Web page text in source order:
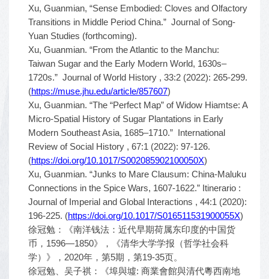
Xu, Guanmian, “Sense Embodied: Cloves and Olfactory
Transitions in Middle Period China.” Journal of Song-
Yuan Studies (forthcoming).
Xu, Guanmian. “From the Atlantic to the Manchu:
Taiwan Sugar and the Early Modern World, 1630s–
1720s.” Journal of World History , 33:2 (2022): 265-299.
(https://muse.jhu.edu/article/857607)
Xu, Guanmian. “The “Perfect Map” of Widow Hiamtse: A
Micro-Spatial History of Sugar Plantations in Early
Modern Southeast Asia, 1685–1710.” International
Review of Social History , 67:1 (2022): 97-126.
(https://doi.org/10.1017/S002085902100050X)
Xu, Guanmian. “Junks to Mare Clausum: China-Maluku
Connections in the Spice Wars, 1607-1622.” Itinerario :
Journal of Imperial and Global Interactions , 44:1 (2020):
196-225. (https://doi.org/10.1017/S016511531900055X)
徐冠勉：《南洋钱法：近代早期荷属东印度的中国货
币，1596—1850》，《清华大学学报（哲学社会科
学）》，2020年，第5期，第19-35页。
徐冠勉、吴子祺：《埠與墟: 商業會館與清代粵西南地